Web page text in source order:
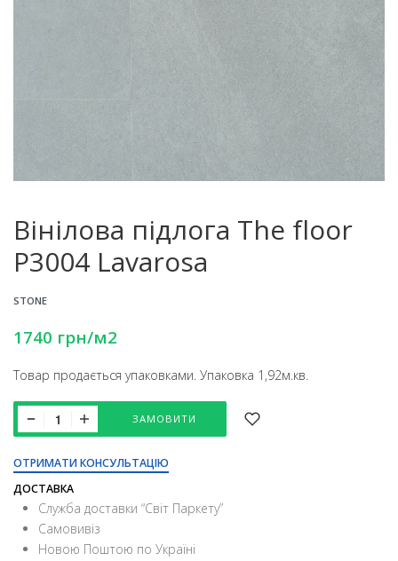
Вінілова підлога The floor
P3004 Lavarosa
STONE
1740 грн/м2
Товар продається упаковками. Упаковка 1,92м.кв.
ЗАМОВИТИ
ОТРИМАТИ КОНСУЛЬТАЦІЮ
ДОСТАВКА
Служба доставки “Свiт Паркету”
Самовивіз
Новою Поштою по Україні